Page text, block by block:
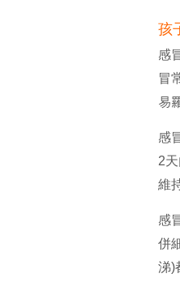
孩
感
冒
易
感
2
維
感
併
涕)